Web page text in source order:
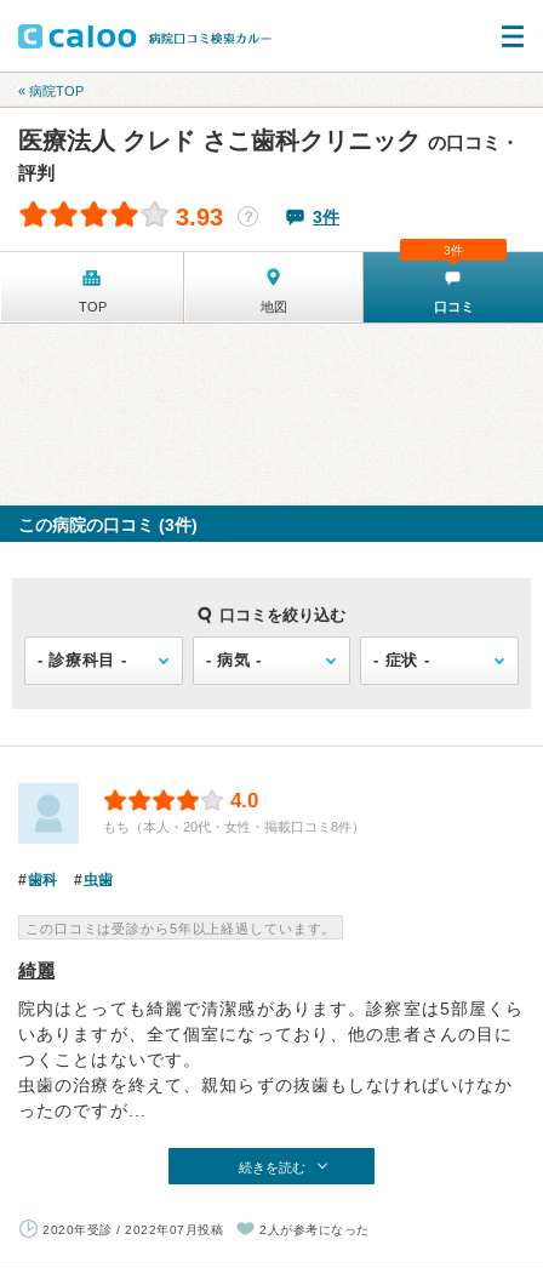
« 病院TOP
医療法人 クレド さこ歯科クリニック の口コミ・
評判
3.93 ？ 3件
TOP 地図 口コミ
3件
この病院の口コミ (3件)
口コミを絞り込む
4.0
もち（本人・20代・女性・掲載口コミ8件）
歯科 虫歯
この口コミは受診から5年以上経過しています。
綺麗
院内はとっても綺麗で清潔感があります。診察室は5部屋くら
いありますが、全て個室になっており、他の患者さんの目に
つくことはないです。
虫歯の治療を終えて、親知らずの抜歯もしなければいけなか
ったのですが...
続きを読む
2020年受診 / 2022年07月投稿 2人が参考になった